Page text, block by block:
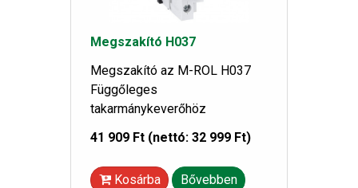
Megszakító H037
Megszakító az M-ROL H037
Függőleges
takarmánykeverőhöz
41 909 Ft (nettó: 32 999 Ft)
Kosárba Bővebben